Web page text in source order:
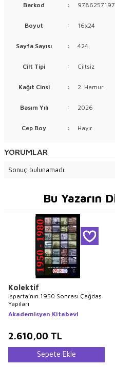
Barkod :
Boyut : 16x24
Sayfa Sayısı : 424
Cilt Tipi : Ciltsiz
Kağıt Cinsi : 2. Hamur
Basım Yılı : 2026
Cep Boy : Hayır
YORUMLAR
Sonuç bulunamadı.
Bu Yazarın
Kolektif
Isparta’nın 1950 Sonrası Çağdaş
Yapıları
Akademisyen Kitabevi
2.610,00 TL
Sepete Ekle